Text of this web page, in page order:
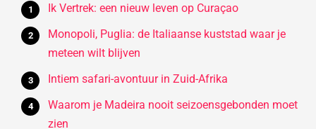
Ik Vertrek: een nieuw leven op Curaçao
Monopoli, Puglia: de Italiaanse kuststad waar je
meteen wilt blijven
Intiem safari-avontuur in Zuid-Afrika
Waarom je Madeira nooit seizoensgebonden moet
zien